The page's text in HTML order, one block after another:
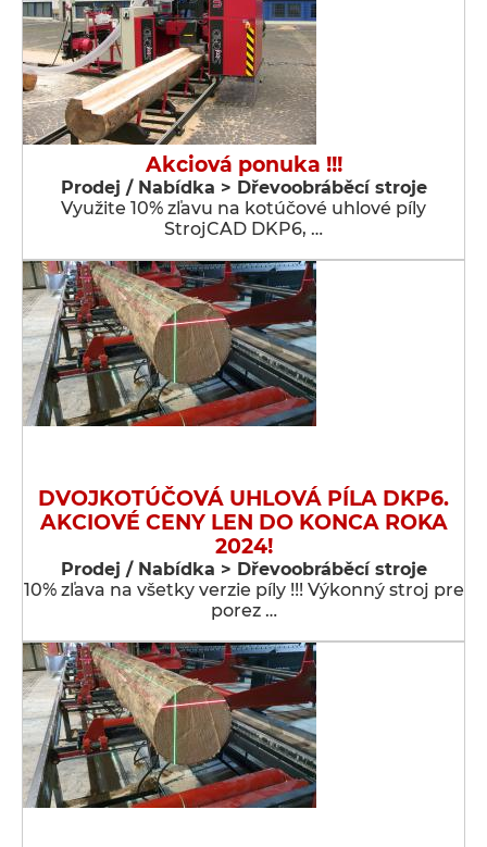
Akciová ponuka !!!
Prodej / Nabídka > Dřevoobráběcí stroje
Využite 10% zľavu na kotúčové uhlové píly
StrojCAD DKP6, …
DVOJKOTÚČOVÁ UHLOVÁ PÍLA DKP6.
AKCIOVÉ CENY LEN DO KONCA ROKA
2024!
Prodej / Nabídka > Dřevoobráběcí stroje
10% zľava na všetky verzie píly !!! Výkonný stroj pre
porez …